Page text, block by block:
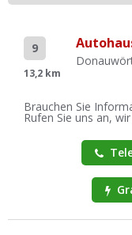
9
13,2 km
Brauchen Sie
Rufen Sie uns an,